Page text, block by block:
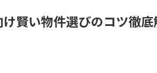
賢い物件選びのコツ徹